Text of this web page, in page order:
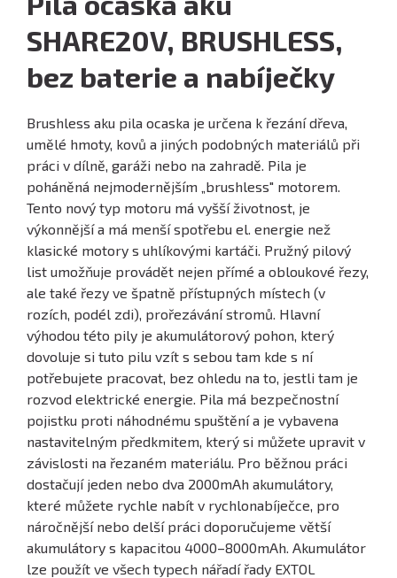
SHARE20V, BRUSHLESS,
bez baterie a nabíječky
Brushless aku pila ocaska je určena k řezání dřeva,
umělé hmoty, kovů a jiných podobných materiálů při
práci v dílně, garáži nebo na zahradě. Pila je
poháněná nejmodernějším „brushless" motorem.
Tento nový typ motoru má vyšší životnost, je
výkonnější a má menší spotřebu el. energie než
klasické motory s uhlíkovými kartáči. Pružný pilový
list umožňuje provádět nejen přímé a obloukové řezy,
ale také řezy ve špatně přístupných místech (v
rozích, podél zdi), prořezávání stromů. Hlavní
výhodou této pily je akumulátorový pohon, který
dovoluje si tuto pilu vzít s sebou tam kde s ní
potřebujete pracovat, bez ohledu na to, jestli tam je
rozvod elektrické energie. Pila má bezpečnostní
pojistku proti náhodnému spuštění a je vybavena
nastavitelným předkmitem, který si můžete upravit v
závislosti na řezaném materiálu. Pro běžnou práci
dostačují jeden nebo dva 2000mAh akumulátory,
které můžete rychle nabít v rychlonabíječce, pro
náročnější nebo delší práci doporučujeme větší
akumulátory s kapacitou 4000–8000mAh. Akumulátor
lze použít ve všech typech nářadí řady EXTOL